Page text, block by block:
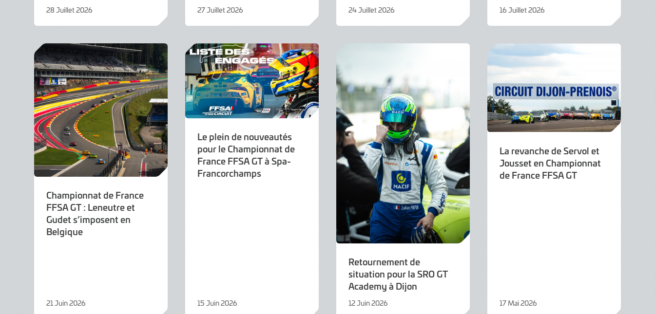
28 Juillet 2026
Juillet
27 Juillet 2026
Juillet
24 Juillet 2026
Juillet
16 Juillet 2026
Juillet
Championnat de France
FFSA GT : Leneutre et
Gudet s’imposent en
Belgique
21 Juin 2026
Le plein de nouveautés
pour le Championnat de
France FFSA GT à Spa-
Francorchamps
15 Juin 2026
Retournement de
situation pour la SRO GT
Academy à Dijon
12 Juin 2026
La revanche de Servol et
Jousset en Championnat
de France FFSA GT
17 Mai 2026